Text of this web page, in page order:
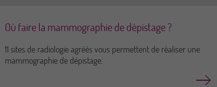
Où faire la mammographie de dépistage ?
11 sites de radiologie agréés vous permettent de réaliser une
mammographie de dépistage.